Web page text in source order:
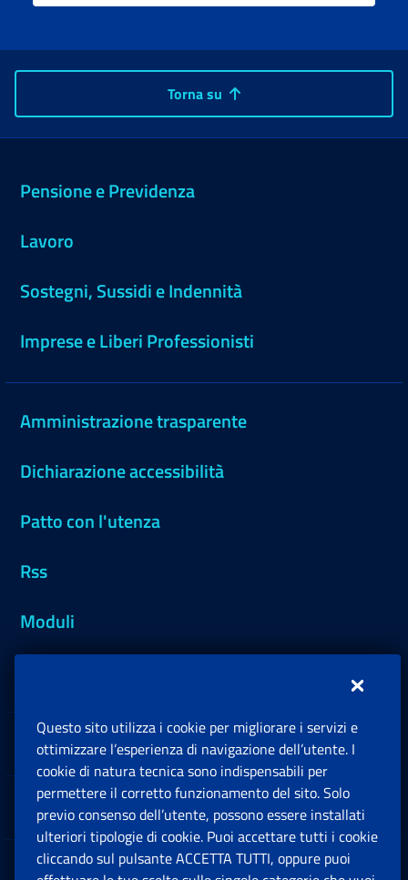
Torna su
Pensione e Previdenza
Lavoro
Sostegni, Sussidi e Indennità
Imprese e Liberi Professionisti
Amministrazione trasparente
Dichiarazione accessibilità
Patto con l'utenza
Rss
Moduli
Sedi e Contatti
Software
Note Legali
Questo sito utilizza i cookie per migliorare i servizi e
ottimizzare l’esperienza di navigazione dell’utente. I
cookie di natura tecnica sono indispensabili per
permettere il corretto funzionamento del sito. Solo
previo consenso dell’utente, possono essere installati
ulteriori tipologie di cookie. Puoi accettare tutti i cookie
cliccando sul pulsante ACCETTA TUTTI, oppure puoi